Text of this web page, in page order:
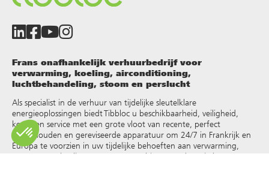
Frans onafhankelijk verhuurbedrijf voor
verwarming, koeling, airconditioning,
luchtbehandeling, stoom en perslucht
Als specialist in de verhuur van tijdelijke sleutelklare
energieoplossingen biedt Tibbloc u beschikbaarheid, veiligheid,
keuze en service met een grote vloot van recente, perfect
onderhouden en gereviseerde apparatuur om 24/7 in Frankrijk en
Europa te voorzien in uw tijdelijke behoeften aan verwarming,
warm water, koeling, stoom, oververhit water, thermische